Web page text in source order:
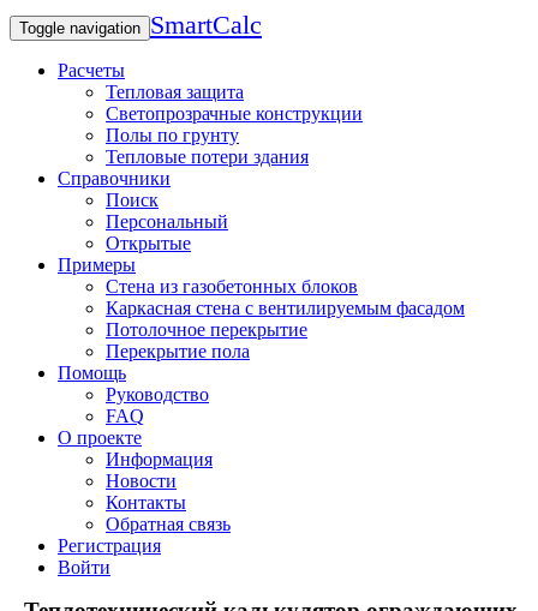
Toggle navigation SmartCalc
Расчеты
Тепловая защита
Светопрозрачные конструкции
Полы по грунту
Тепловые потери здания
Справочники
Поиск
Персональный
Открытые
Примеры
Стена из газобетонных блоков
Каркасная стена с вентилируемым фасадом
Потолочное перекрытие
Перекрытие пола
Помощь
Руководство
FAQ
О проекте
Информация
Новости
Контакты
Обратная связь
Регистрация
Войти